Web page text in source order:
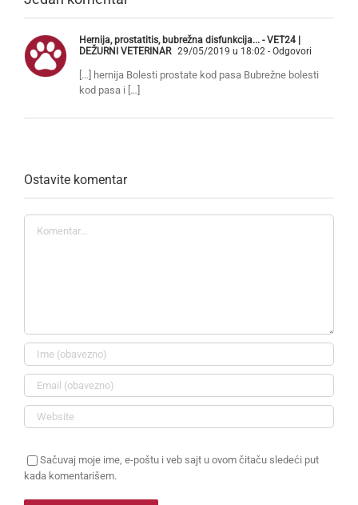
Hernija, prostatitis, bubrežna disfunkcija... - VET24 |
DEŽURNI VETERINAR 29/05/2019 u 18:02 - Odgovori
[…] hernija Bolesti prostate kod pasa Bubrežne bolesti
kod pasa i […]
Ostavite komentar
Komentar
Sačuvaj moje ime, e-poštu i veb sajt u ovom čitaču sledeći put
kada komentarišem.